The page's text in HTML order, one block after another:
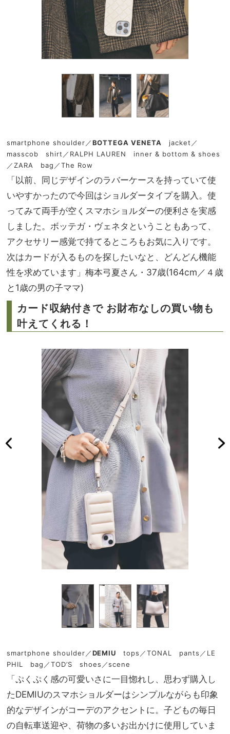
smartphone shoulder／BOTTEGA VENETA
jacket／
masscob shirt／RALPH LAUREN inner & bottom & shoes
／ZARA bag／The Row
「以前、同じデザインのラバーケースを持っていて使
いやすかったので今回はショルダータイプを購入。使
ってみて両手が空くスマホショルダーの便利さを実感
しました。ボッテガ・ヴェネタということもあって、
アクセサリー感覚で持てるところもお気に入りです。
次はカードが入るものを探したいなと、どんどん機能
性を求めています」梅本弓夏さん・37歳(164cm／４歳
と1歳の男の子ママ)
カード収納付きで お財布なしの買い物も
叶えてくれる！
smartphone shoulder／DEMIU tops／TONAL pants／LE
PHIL bag／TOD’S shoes／scene
「ぷくぷく感の可愛いさに一目惚れし、思わず購入し
たDEMIUのスマホショルダーはシンプルながらも印象
的なデザインがコーデのアクセントに。子どもの毎日
の自転車送迎や、荷物の多いお出かけに使用していま